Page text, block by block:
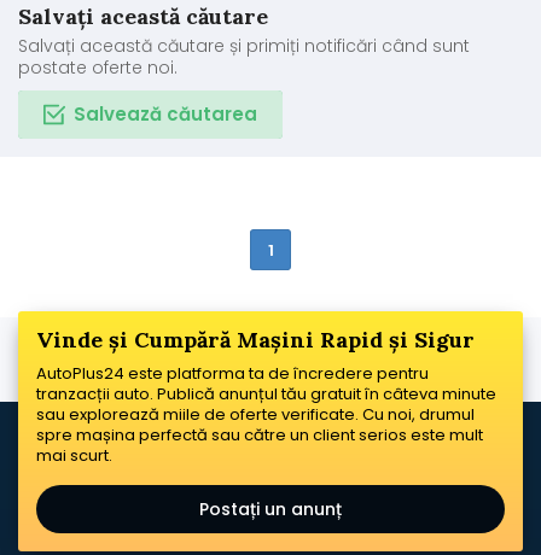
Salvați această căutare
Salvați această căutare și primiți notificări când sunt
postate oferte noi.
Salvează căutarea
1
Vinde și Cumpără Mașini Rapid și Sigur
AutoPlus24 este platforma ta de încredere pentru
tranzacții auto. Publică anunțul tău gratuit în câteva minute
sau explorează miile de oferte verificate. Cu noi, drumul
spre mașina perfectă sau către un client serios este mult
mai scurt.
Postați un anunț